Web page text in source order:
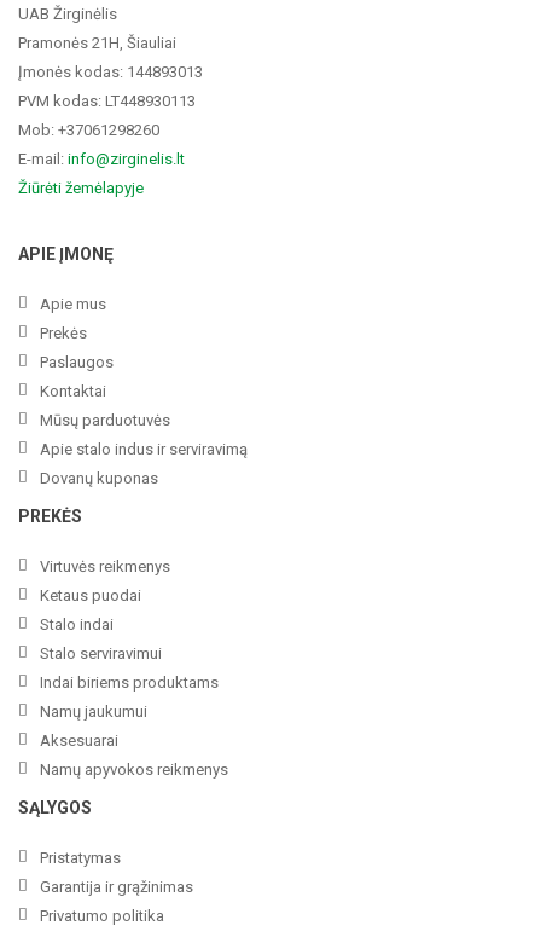
UAB Žirginėlis
Pramonės 21H, Šiauliai
Įmonės kodas: 144893013
PVM kodas: LT448930113
Mob: +37061298260
E-mail: info@zirginelis.lt
Žiūrėti žemėlapyje
APIE ĮMONĘ
Apie mus
Prekės
Paslaugos
Kontaktai
Mūsų parduotuvės
Apie stalo indus ir serviravimą
Dovanų kuponas
PREKĖS
Virtuvės reikmenys
Ketaus puodai
Stalo indai
Stalo serviravimui
Indai biriems produktams
Namų jaukumui
Aksesuarai
Namų apyvokos reikmenys
SĄLYGOS
Pristatymas
Garantija ir grąžinimas
Privatumo politika